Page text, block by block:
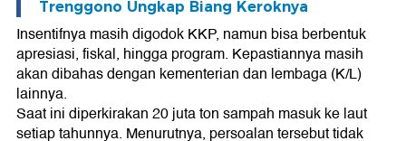
Trenggono Ungkap Biang Keroknya
Insentifnya masih digodok KKP, namun bisa berbentuk
apresiasi, fiskal, hingga program. Kepastiannya masih
akan dibahas dengan kementerian dan lembaga (K/L)
lainnya.
Saat ini diperkirakan 20 juta ton sampah masuk ke laut
setiap tahunnya. Menurutnya, persoalan tersebut tidak